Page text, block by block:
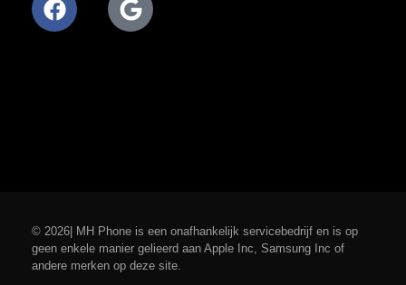
© 2026| MH Phone is een onafhankelijk servicebedrijf en is op
geen enkele manier gelieerd aan Apple Inc, Samsung Inc of
andere merken op deze site.